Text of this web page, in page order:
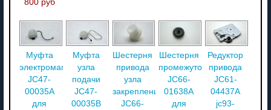
800 руб
Муфта
электромагнитная
JC47-
00035A
для
Муфта
узла
подачи
JC47-
00035B
Шестерня
привода
узла
закрепления
JC66-
Шестерня
промежуточная
JC66-
01638A
для
Редуктор
привода
JC61-
04437A
jc93-